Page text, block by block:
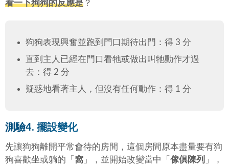
看一下狗狗的反應是 ？
狗狗表現興奮並跑到門口期待出門：得 3 分
直到主人已經在門口看牠或做出叫牠動作才過
去：得 2 分
疑惑地看著主人，但沒有任何動作：得 1 分
測驗4. 擺設變化
先讓狗狗離開平常會待的房間，這個房間原本盡量要有狗
狗喜歡坐或躺的「 窩 」，並開始改變當中「 傢俱陳列 」，